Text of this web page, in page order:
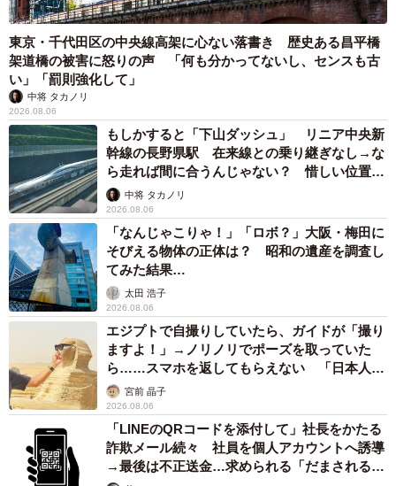
東京・千代田区の中央線高架に心ない落書き 歴史ある昌平橋
架道橋の被害に怒りの声 「何も分かってないし、センスも古
い」「罰則強化して」
中将 タカノリ
2026.08.06
もしかすると「下山ダッシュ」 リニア中央新
幹線の長野県駅 在来線との乗り継ぎなし→な
ら走れば間に合うんじゃない？ 惜しい位置関
係が反響
中将 タカノリ
2026.08.06
「なんじゃこりゃ！」「ロボ？」大阪・梅田に
そびえる物体の正体は？ 昭和の遺産を調査し
てみた結果…
太田 浩子
2026.08.06
エジプトで自撮りしていたら、ガイドが「撮り
ますよ！」→ノリノリでポーズを取っていた
ら……スマホを返してもらえない 「日本人は
カモ代表かも」「私は6時間で3万円払った」
宮前 晶子
2026.08.06
「LINEのQRコードを添付して」社長をかたる
詐欺メール続々 社員を個人アカウントへ誘導
→最後は不正送金…求められる「だまされる前